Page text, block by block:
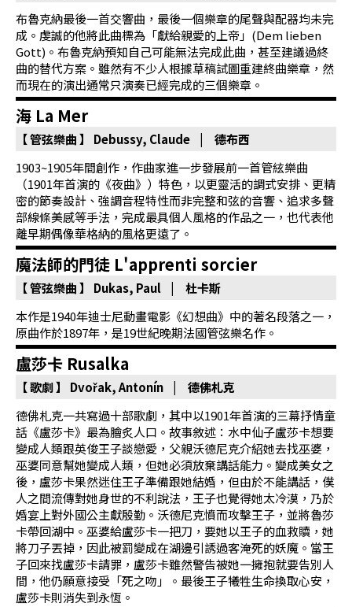
關
於
夜
鶯
基
金
會
聯
絡
我
們
登
入/
加
入
會
員
回
首
頁
布魯克納最後一首交響曲，最後一個樂章的尾聲與配器均未完
成。虔誠的他將此曲標為「獻給親愛的上帝」(Dem lieben
Gott)。布魯克納預知自己可能無法完成此曲，甚至建議過終
曲的替代方案。雖然有不少人根據草稿試圖重建終曲樂章，然
而現在的演出通常只演奏已經完成的三個樂章。
海 La Mer
【 管弦樂曲 】
Debussy, Claude | 德布西
1903~1905年間創作，作曲家進一步發展前一首管絃樂曲
（1901年首演的《夜曲》）特色，以更靈活的調式安排、更精
密的節奏設計、強調音程特性而非完整和弦的音響、追求多聲
部線條美感等手法，完成最具個人風格的作品之一，也代表他
離早期偶像華格納的風格更遠了。
魔法師的門徒 L'apprenti sorcier
【 管弦樂曲 】
Dukas, Paul | 杜卡斯
本作是1940年迪士尼動畫電影《幻想曲》中的著名段落之一，
原曲作於1897年，是19世紀晚期法國管弦樂名作。
盧莎卡 Rusalka
【 歌劇 】
Dvořak, Antonín | 德佛札克
德佛札克一共寫過十部歌劇，其中以1901年首演的三幕抒情童
話《盧莎卡》最為膾炙人口。故事敘述：水中仙子盧莎卡想要
變成人類跟英俊王子談戀愛，父親沃德尼克介紹她去找巫婆，
巫婆同意幫她變成人類，但她必須放棄講話能力。變成美女之
後，盧莎卡果然迷住王子準備跟她結婚，但由於不能講話，僕
人之間流傳對她身世的不利說法，王子也覺得她太冷漠，乃於
婚宴上對外國公主獻殷勤。沃德尼克憤而攻擊王子，並將魯莎
卡帶回湖中。巫婆給盧莎卡一把刀，要她以王子的血救贖，她
將刀子丟掉，因此被罰變成在湖邊引誘過客淹死的妖魔。當王
子回來找盧莎卡請罪，盧莎卡雖然警告被她一擁抱就要告別人
間，他仍願意接受「死之吻」。最後王子犧牲生命換取心安，
盧莎卡則消失到永恆。